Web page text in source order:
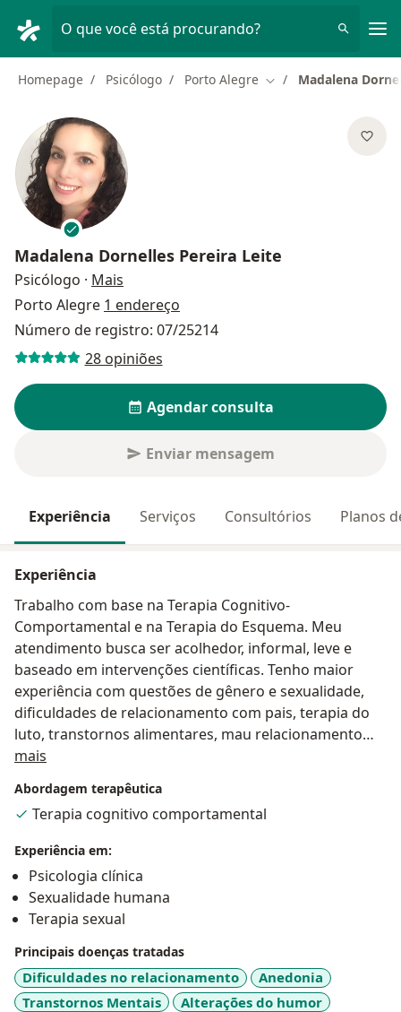
O que você está procurando?
Homepage Psicólogo Porto Alegre Mudar de cidade
Madalena
Madalena Dornelles Pereira Leite
Psicólogo · Mais
Porto Alegre 1 endereço
Número de registro: 07/25214
28 opiniões
Agendar consulta
Enviar mensagem
Experiência Serviços Consultórios Planos
Experiência
Trabalho com base na Terapia Cognitivo-
Comportamental e na Terapia do Esquema. Meu
atendimento busca ser acolhedor, informal, leve e
baseado em intervenções científicas. Tenho maior
experiência com questões de gênero e sexualidade,
dificuldades de relacionamento com pais, terapia do
luto, transtornos alimentares, mau relacionamento
com o dinheiro, depressão e transtornos de
ansiedade. Faço atendimento especializado afirmativo
para população LGBT.
mais
Abordagem terapêutica
Terapia cognitivo comportamental
Experiência em:
Psicologia clínica
Sexualidade humana
Terapia sexual
Principais doenças tratadas
Dificuldades no relacionamento
Anedonia
Transtornos Mentais
Alterações do humor